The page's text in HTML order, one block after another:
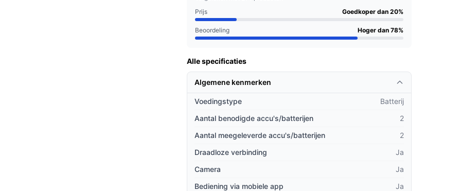
Prijs
Goedkoper dan 20%
Beoordeling Hoger dan 78%
Alle specificaties
Algemene kenmerken
Voedingstype
Batterij
Aantal benodigde accu's/batterijen
2
Aantal meegeleverde accu's/batterijen
2
Draadloze verbinding
Ja
Camera
Ja
Bediening via mobiele app
Ja